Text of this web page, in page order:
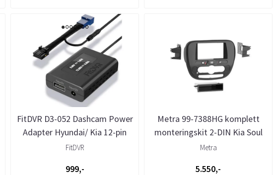
FitDVR D3-052 Dashcam Power
Adapter Hyundai/ Kia 12-pin
(Type B)
FitDVR
999,-
Metra 99-7388HG komplett
monteringskit 2-DIN Kia Soul
(2014 - 2018) m/Navi
Metra
5.550,-